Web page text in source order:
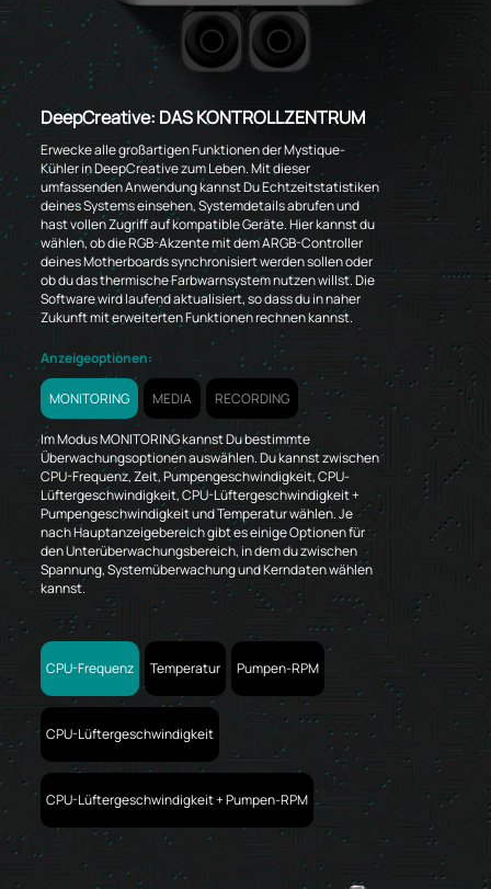
DeepCreative: DAS KONTROLLZENTRUM
Erwecke alle großartigen Funktionen der Mystique-
Kühler in DeepCreative zum Leben. Mit dieser
umfassenden Anwendung kannst Du Echtzeitstatistiken
deines Systems einsehen, Systemdetails abrufen und
hast vollen Zugriff auf kompatible Geräte. Hier kannst du
wählen, ob die RGB-Akzente mit dem ARGB-Controller
deines Motherboards synchronisiert werden sollen oder
ob du das thermische Farbwarnsystem nutzen willst. Die
Software wird laufend aktualisiert, so dass du in naher
Zukunft mit erweiterten Funktionen rechnen kannst.
Anzeigeoptionen:
MONITORING MEDIA RECORDING
Im Modus MONITORING kannst Du bestimmte
Überwachungsoptionen auswählen. Du kannst zwischen
CPU-Frequenz, Zeit, Pumpengeschwindigkeit, CPU-
Lüftergeschwindigkeit, CPU-Lüftergeschwindigkeit +
Pumpengeschwindigkeit und Temperatur wählen. Je
nach Hauptanzeigebereich gibt es einige Optionen für
den Unterüberwachungsbereich, in dem du zwischen
Spannung, Systemüberwachung und Kerndaten wählen
kannst.
CPU-Frequenz Temperatur Pumpen-RPM
CPU-Lüftergeschwindigkeit
CPU-Lüftergeschwindigkeit + Pumpen-RPM